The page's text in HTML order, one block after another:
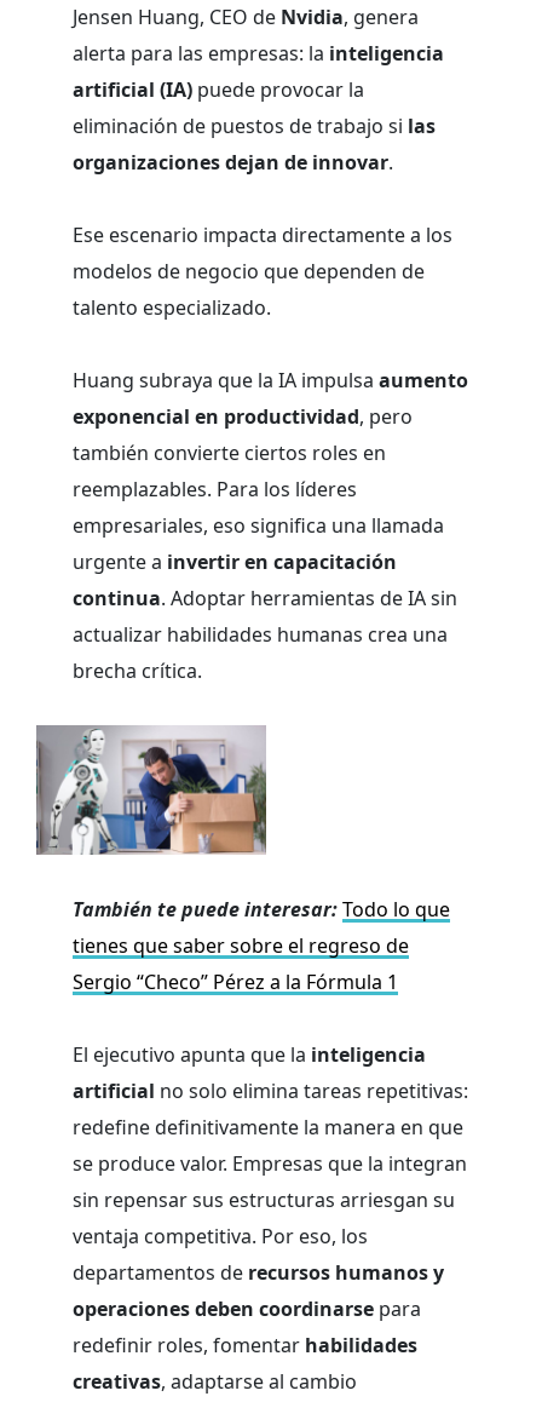
Jensen Huang, CEO de Nvidia, genera
alerta para las empresas: la inteligencia
artificial (IA) puede provocar la
eliminación de puestos de trabajo si las
organizaciones dejan de innovar.
Ese escenario impacta directamente a los
modelos de negocio que dependen de
talento especializado.
Huang subraya que la IA impulsa aumento
exponencial en productividad, pero
también convierte ciertos roles en
reemplazables. Para los líderes
empresariales, eso significa una llamada
urgente a invertir en capacitación
continua. Adoptar herramientas de IA sin
actualizar habilidades humanas crea una
brecha crítica.
También te puede interesar:Todo lo que
tienes que saber sobre el regreso de
Sergio “Checo” Pérez a la Fórmula 1
El ejecutivo apunta que la inteligencia
artificial no solo elimina tareas repetitivas:
redefine definitivamente la manera en que
se produce valor. Empresas que la integran
sin repensar sus estructuras arriesgan su
ventaja competitiva. Por eso, los
departamentos de recursos humanos y
operaciones deben coordinarse para
redefinir roles, fomentar habilidades
creativas, adaptarse al cambio